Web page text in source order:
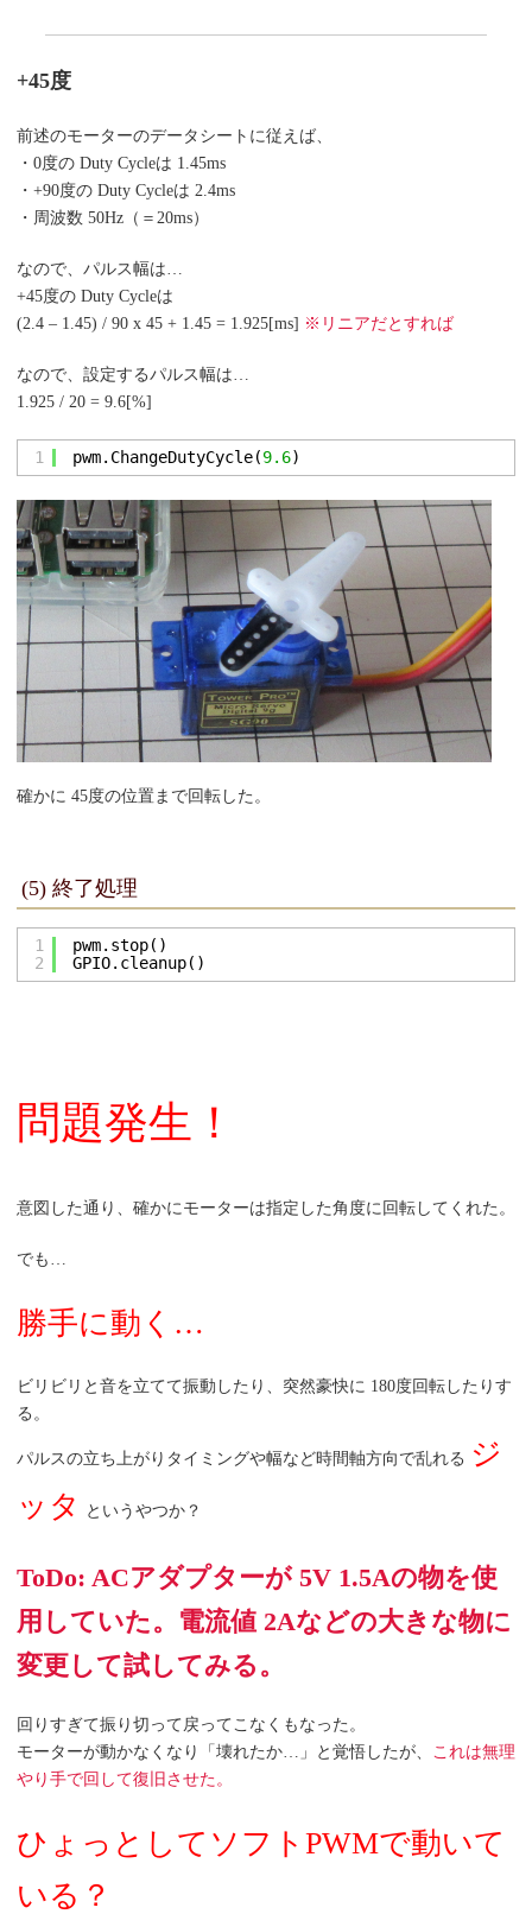
+45度
前述のモーターのデータシートに従えば、
・0度の Duty Cycleは 1.45ms
・+90度の Duty Cycleは 2.4ms
・周波数 50Hz（＝20ms）
なので、パルス幅は…
+45度の Duty Cycleは
(2.4 – 1.45) / 90 x 45 + 1.45 = 1.925[ms] ※リニアだとすれば
なので、設定するパルス幅は…
1.925 / 20 = 9.6[%]
1 pwm.ChangeDutyCycle(9.6)
確かに 45度の位置まで回転した。
(5) 終了処理
1
2
pwm.stop()
GPIO.cleanup()
問題発生！
意図した通り、確かにモーターは指定した角度に回転してくれた。
でも…
勝手に動く…
ビリビリと音を立てて振動したり、突然豪快に 180度回転したりす
る。
パルスの立ち上がりタイミングや幅など時間軸方向で乱れる ジ
ッタ
というやつか？
ToDo: ACアダプターが 5V 1.5Aの物を使
用していた。電流値 2Aなどの大きな物に
変更して試してみる。
回りすぎて振り切って戻ってこなくもなった。
モーターが動かなくなり「壊れたか…」と覚悟したが、 これは無理
やり手で回して復旧させた。
ひょっとしてソフトPWMで動いて
いる？